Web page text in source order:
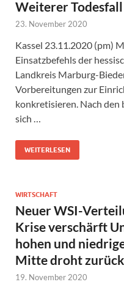
Weiterer Todesfall
23. November 2020
Kassel 23.11.2020 (pm)
Einsatzbefehls der
Landkreis Marburg-
Vorbereitungen zur
konkretisieren. Nach
sich …
WEITERLESEN
WIRTSCHAFT
Neuer WSI-
Krise verschärft
hohen und
Mitte droht
19. November 2020